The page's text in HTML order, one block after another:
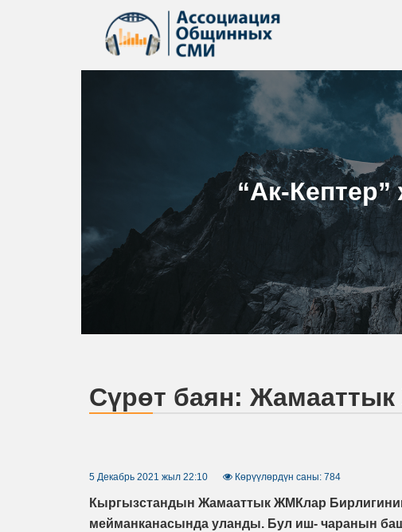
“Ак-
Сүрөт баян:
5 Декабрь 2021 жыл 22:10 Көрүүлөрдүн саны: 784
Кыргызстандын Жамааттык ЖМКлар
мейманканасында уланды. Бул иш- чаранын